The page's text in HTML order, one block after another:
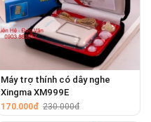
Máy trợ thính có dây nghe
Xingma XM999E
170.000đ 230.000đ